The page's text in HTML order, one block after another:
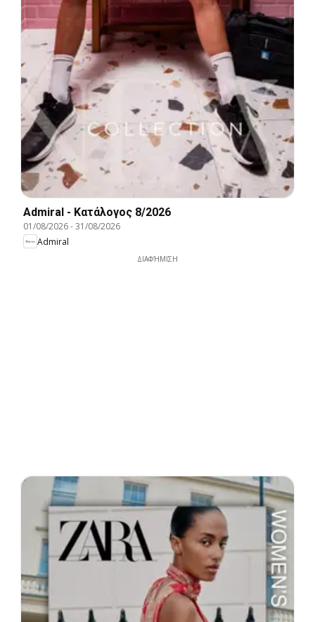
Admiral - Kατάλογος 8/2026
01/08/2026-31/08/2026
Admiral
ΔΙΑΦΉΜΙΣΗ